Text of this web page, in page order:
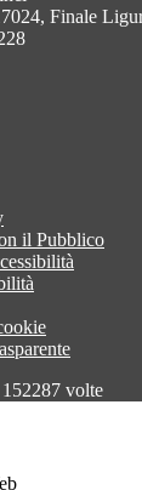
Finale
il Pubblico
152287 volte